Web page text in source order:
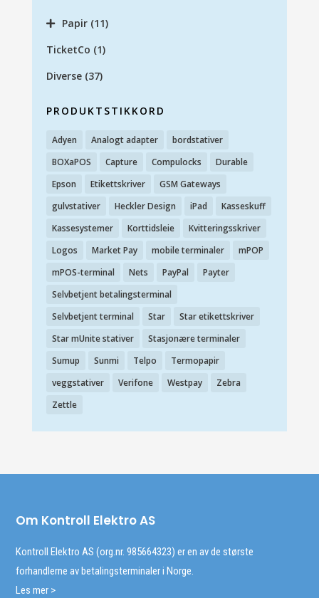
Papir (11)
TicketCo (1)
Diverse (37)
PRODUKTSTIKKORD
Adyen Analogt adapter
bordstativer
BOXaPOS
Capture Compulocks
Durable
Epson
Etikettskriver
GSM Gateways
gulvstativer
Heckler Design iPad
Kasseskuff
Kassesystemer
Korttidsleie
Kvitteringsskriver
Logos
Market Pay mobile terminaler
mPOP
mPOS-terminal
Nets PayPal
Payter
Selvbetjent betalingsterminal
Selvbetjent terminal
Star
Star etikettskriver
Star mUnite stativer
Stasjonære terminaler
Sumup
Sunmi Telpo
Termopapir
veggstativer
Verifone Westpay
Zebra
Zettle
Om Kontroll Elektro AS
Kontroll Elektro AS (org.nr. 985664323) er en av de største
forhandlerne av betalingsterminaler i Norge.
Les mer >